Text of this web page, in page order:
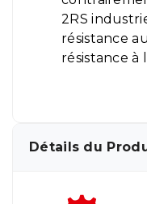
2RS
résistance
résistance à
Détails du